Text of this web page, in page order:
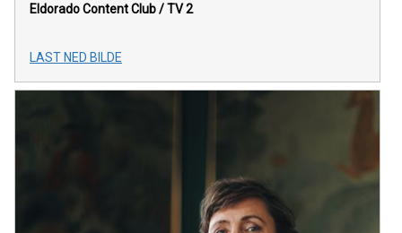
Eldorado Content Club / TV 2
LAST NED BILDE